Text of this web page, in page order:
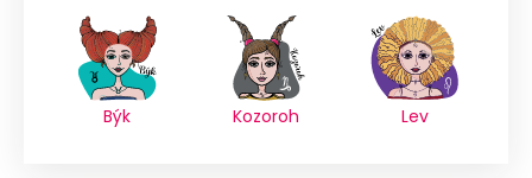
Býk Kozoroh Lev